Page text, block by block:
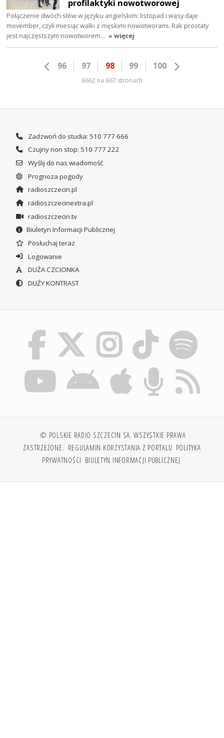
profilaktyki nowotworowej
Połączenie dwóch słów w języku angielskim: listopad i wąsy daje
movember, czyli miesiąc walki z męskimi nowotworami. Rak prostaty
jest najczęstszym nowotworem… » więcej
96 97 98 99 100
6662 na 667 stronach
Zadzwoń do studia: 510 777 666
Czujny non stop: 510 777 222
Wyślij do nas wiadomość
Prognoza pogody
radioszczecin.pl
radioszczecinextra.pl
radioszczecin.tv
Biuletyn Informacji Publicznej
Posłuchaj teraz
Logowanie
DUŻA CZCIONKA
DUŻY KONTRAST
© POLSKIE RADIO SZCZECIN SA. WSZYSTKIE PRAWA
ZASTRZEŻONE. REGULAMIN KORZYSTANIA Z PORTALU POLITYKA
PRYWATNOŚCI BIULETYN INFORMACJI PUBLICZNEJ